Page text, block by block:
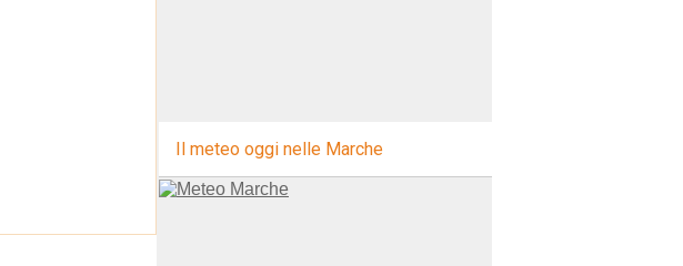
Il meteo oggi nelle Marche